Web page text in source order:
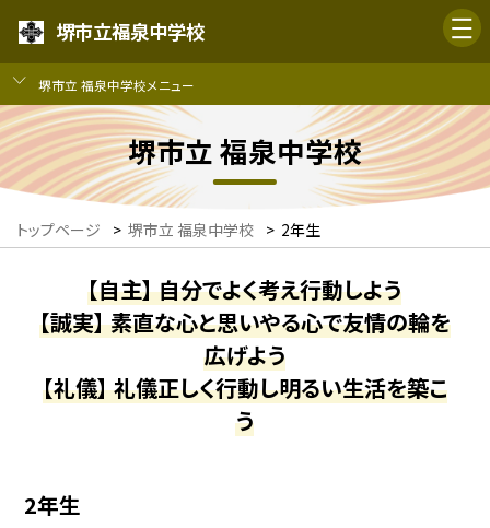
堺市立福泉中学校
堺市立 福泉中学校メニュー
堺市立 福泉中学校
トップページ > 堺市立 福泉中学校 > 2年生
【自主】 自分でよく考え行動しよう
【誠実】 素直な心と思いやる心で友情の輪を
広げよう
【礼儀】 礼儀正しく行動し明るい生活を築こ
う
2年生